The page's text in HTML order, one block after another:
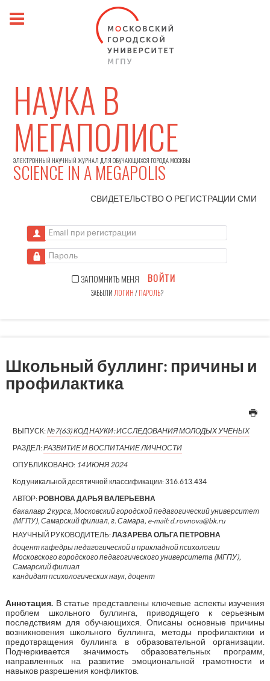
НАУКА В
МЕГАПОЛИСЕ
ЭЛЕКТРОННЫЙ НАУЧНЫЙ ЖУРНАЛ ДЛЯ ОБУЧАЮЩИХСЯ ГОРОДА МОСКВЫ
SCIENCE IN A MEGAPOLIS
СВИДЕТЕЛЬСТВО О РЕГИСТРАЦИИСМИ
Email при регистрации
Пароль
ЗАПОМНИТЬ МЕНЯ ВОЙТИ
ЗАБЫЛИ ЛОГИН/ПАРОЛЬ?
Школьный буллинг: причины и
профилактика
ВЫПУСК:№7(63) КОД НАУКИ: ИССЛЕДОВАНИЯ МОЛОДЫХ УЧЕНЫХ
РАЗДЕЛ:РАЗВИТИЕ И ВОСПИТАНИЕ ЛИЧНОСТИ
ОПУБЛИКОВАНО: 14 ИЮНЯ 2024
Код уникальной десятичной классификации: 316.613.434
АВТОР:РОВНОВА ДАРЬЯ ВАЛЕРЬЕВНА
бакалавр 2 курса, Московский городской педагогический университет
(МГПУ), Самарский филиал, г. Самара, e-mail: d.rovnova@bk.ru
НАУЧНЫЙ РУКОВОДИТЕЛЬ:ЛАЗАРЕВА ОЛЬГА ПЕТРОВНА
доцент кафедры педагогической и прикладной психологии
Московского городского педагогического университета (МГПУ),
Самарский филиал
кандидат психологических наук, доцент
Аннотация.В статье представлены ключевые аспекты изучения
проблем школьного буллинга, приводящего к серьезным
последствиям для обучающихся. Описаны основные причины
возникновения школьного буллинга, методы профилактики и
предотвращения буллинга в образовательной организации.
Подчеркивается значимость образовательных программ,
направленных на развитие эмоциональной грамотности и
навыков разрешения конфликтов.